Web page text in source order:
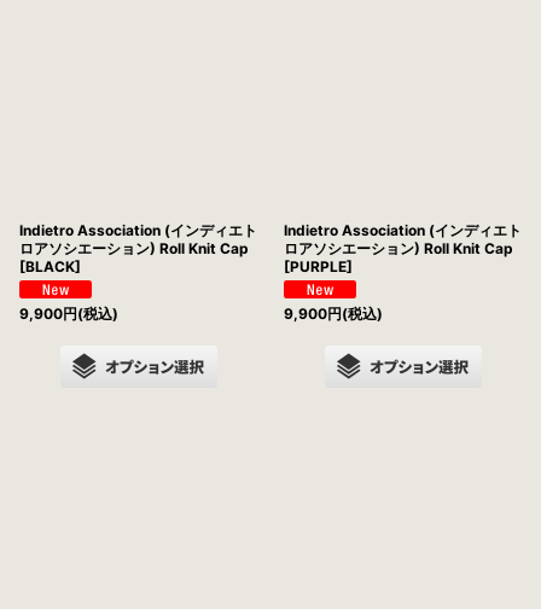
Indietro Association (インディエト
ロアソシエーション) Roll Knit Cap
[BLACK]
9,900円(税込)
Indietro Association (インディエト
ロアソシエーション) Roll Knit Cap
[PURPLE]
9,900円(税込)